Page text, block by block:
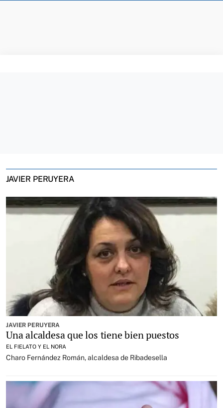
JAVIER PERUYERA
JAVIER PERUYERA
Una alcaldesa que los tiene bien puestos
EL FIELATO Y EL NORA
Charo Fernández Román, alcaldesa de Ribadesella